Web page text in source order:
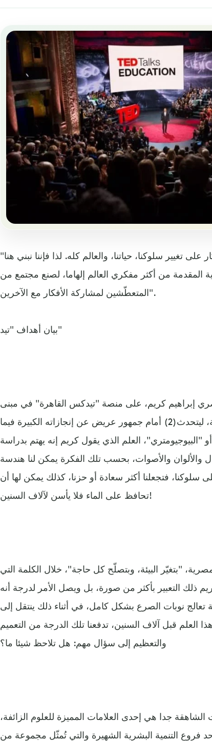
"بشكل متحمس، نحن نؤمن بقدرة الأفكار على تغيير سلوكنا، حياتنا، والعالم كله. لذا فإننا نبني هنا
المقدمة من أكثر مفكري العالم إلهاما، لصنع مجتمع من
المتعطّشين لمشاركة الأفكار مع الآخرين".
بيان أهداف "تيد"
المصري إبراهيم كريم، على منصة "تيدكس القاهرة" في مبنى
الجامعة الأميركية بالمدينة المزدحمة، ليتحدث(2) أمام جمهور عريض عن إنجازاته الكبيرة فيما
العلم الذي يقول كريم إنه يهتم بدراسة
والألوان والأصوات، بحسب تلك الفكرة يمكن لنا هندسة
سلوكنا، فتجعلنا أكثر سعادة أو حزنا، كذلك يمكن لها أن
تحافظ على الماء فلا يأسن لآلاف السنين!
"بتغيّر البيئة، وبتصلّح كل حاجة"، خلال الكلمة التي
التعبير بأكثر من صورة، بل ويصل الأمر لدرجة أنه
تعالج نوبات الصرع بشكل كامل، في أثناء ذلك ينتقل إلى
العلم قبل آلاف السنين، تدفعنا تلك الدرجة من التعميم
والتعظيم إلى سؤال مهم: هل تلاحظ شيئا ما؟
الشاهقة جدا هي إحدى العلامات المميزة للعلوم الزائفة،
فروع التنمية البشرية الشهيرة والتي تُمثّل مجموعة من